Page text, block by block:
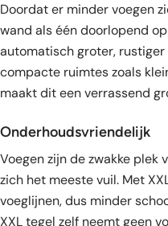
Doordat er minder voegen
wand als één doorlopend
automatisch groter, rustiger
compacte ruimtes zoals
maakt dit een verrassend
Onderhoudsvriendelijk
Voegen zijn de zwakke plek
zich het meeste vuil. Met
voeglijnen, dus minder
XXL tegel zelf neemt geen